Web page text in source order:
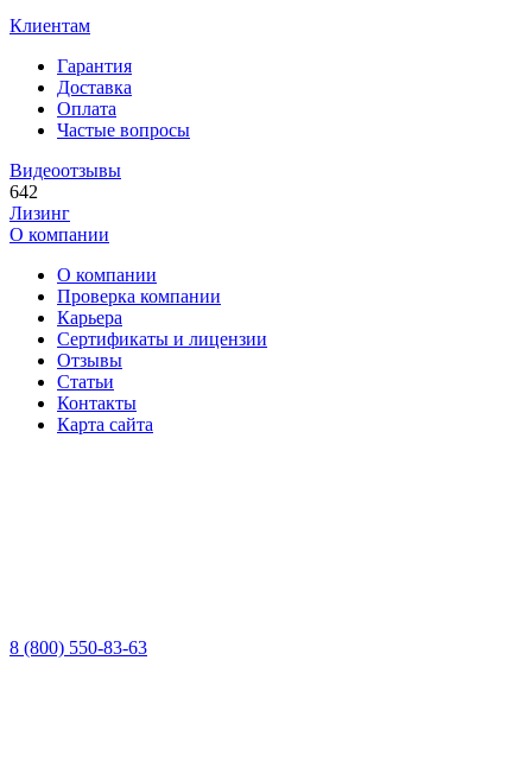
Клиентам
Гарантия
Доставка
Оплата
Частые вопросы
Видеоотзывы
642
Лизинг
О компании
О компании
Проверка компании
Карьера
Сертификаты и лицензии
Отзывы
Статьи
Контакты
Карта сайта
8 (800) 550-83-63